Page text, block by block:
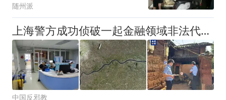
随州派
上海警方成功侦破一起金融领域非法代理维权敲诈勒索案件【看世界·新闻早知道】
中国反邪教